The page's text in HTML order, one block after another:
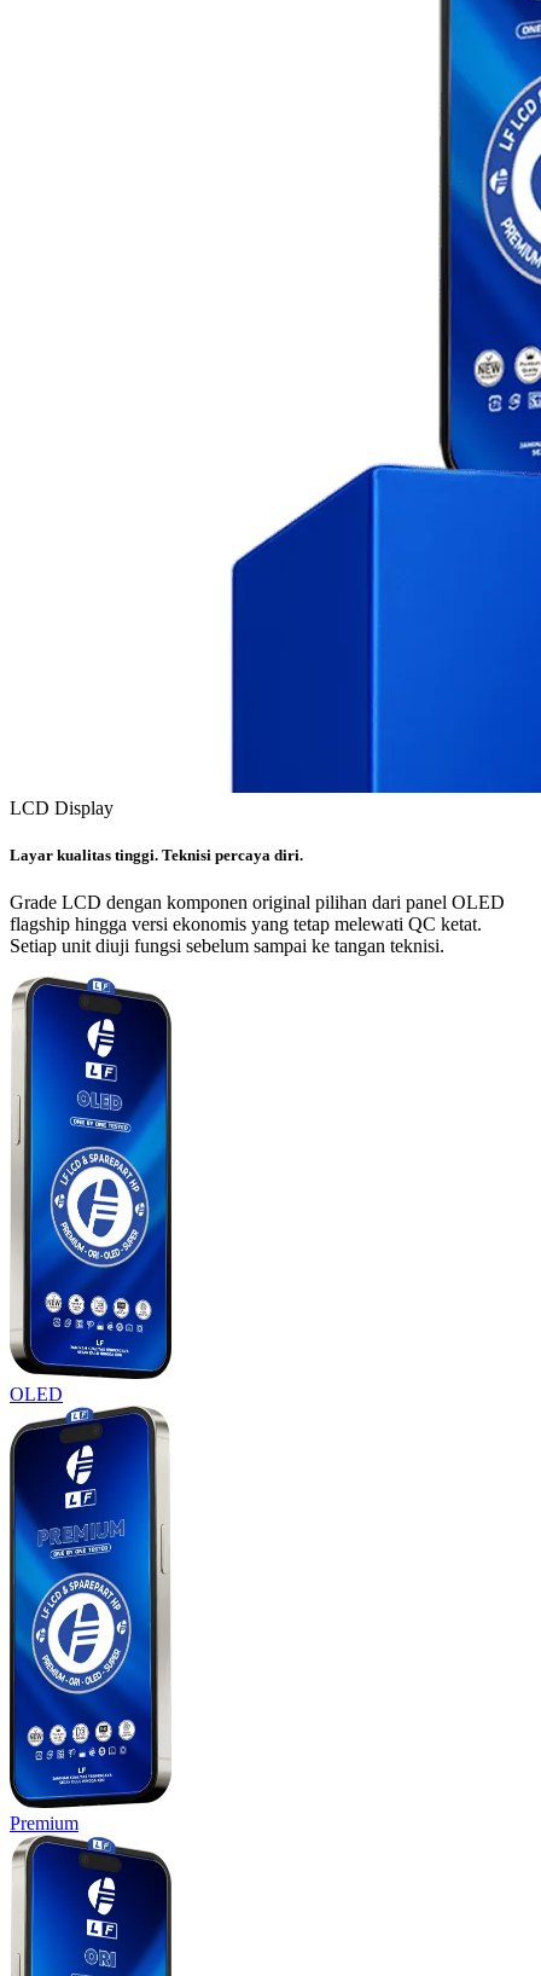
LCD Display
Layar kualitas tinggi. Teknisi percaya diri.
Grade LCD dengan komponen original pilihan dari panel OLED
flagship hingga versi ekonomis yang tetap melewati QC ketat.
Setiap unit diuji fungsi sebelum sampai ke tangan teknisi.
OLED
Premium